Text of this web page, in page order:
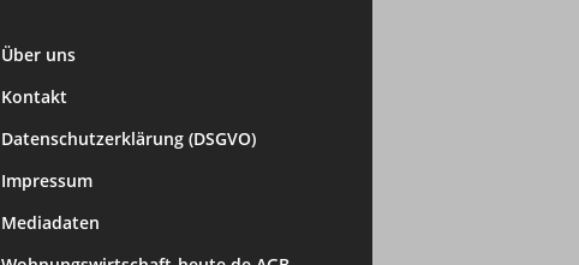
Über uns
Kontakt
Datenschutzerklärung (DSGVO)
Impressum
Mediadaten